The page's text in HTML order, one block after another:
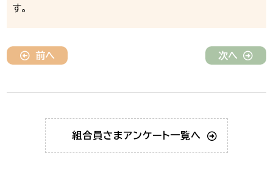
す。
前へ 次へ
組合員さまアンケート一覧へ